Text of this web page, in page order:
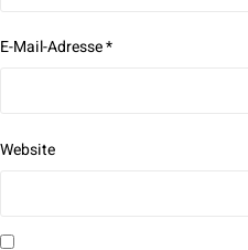
E-Mail-Adresse*
Website